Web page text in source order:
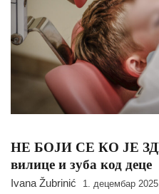
НЕ БОЈИ СЕ КО ЈЕ
вилице и зуба код деце
Ivana Žubrinić 1. децембар